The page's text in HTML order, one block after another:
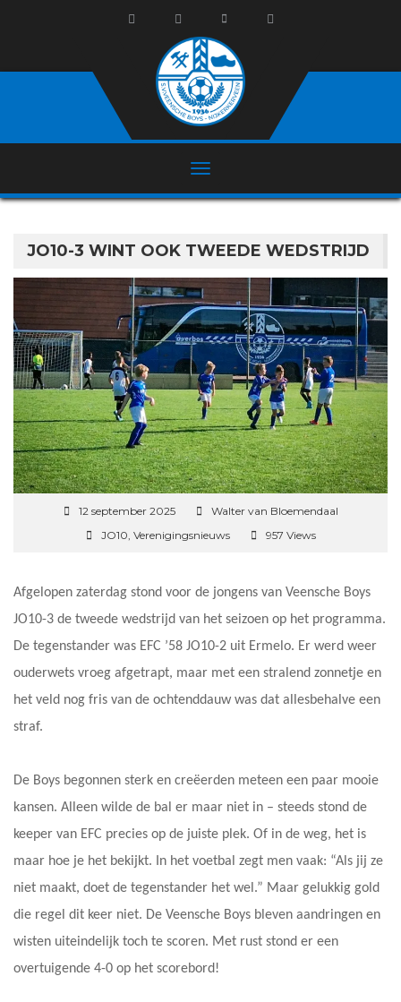
JO10-3 WINT OOK TWEEDE WEDSTRIJD
12 september 2025
Walter van Bloemendaal
JO10 Verenigingsnieuws 957 Views
Afgelopen zaterdag stond voor de jongens van Veensche Boys
JO10-3 de tweede wedstrijd van het seizoen op het programma.
De tegenstander was EFC ’58 JO10-2 uit Ermelo. Er werd weer
ouderwets vroeg afgetrapt, maar met een stralend zonnetje en
het veld nog fris van de ochtenddauw was dat allesbehalve een
straf.
De Boys begonnen sterk en creëerden meteen een paar mooie
kansen. Alleen wilde de bal er maar niet in – steeds stond de
keeper van EFC precies op de juiste plek. Of in de weg, het is
maar hoe je het bekijkt. In het voetbal zegt men vaak: “Als jij ze
niet maakt, doet de tegenstander het wel.” Maar gelukkig gold
die regel dit keer niet. De Veensche Boys bleven aandringen en
wisten uiteindelijk toch te scoren. Met rust stond er een
overtuigende 4-0 op het scorebord!